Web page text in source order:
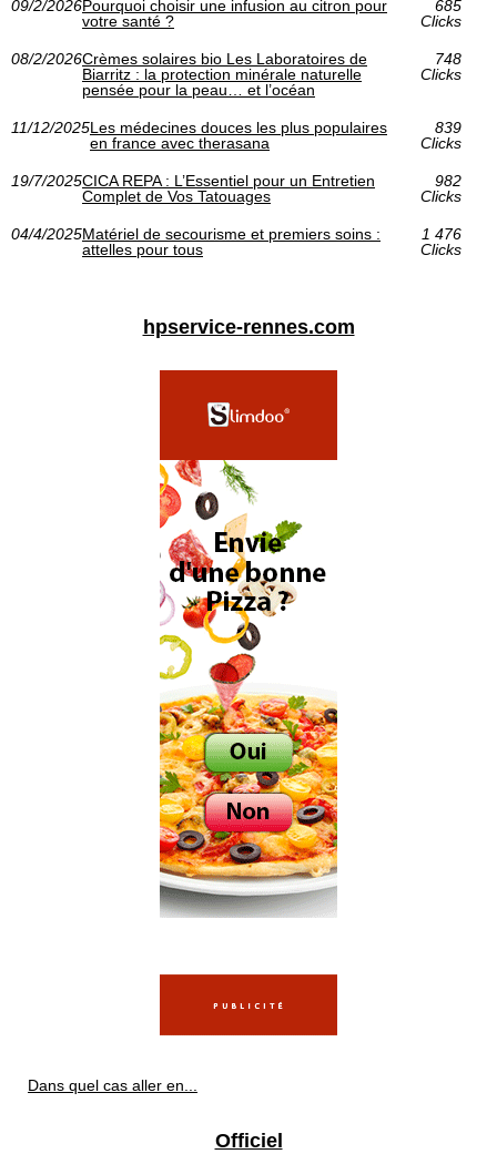
09/2/2026Pourquoi choisir une infusion au citron pour
votre santé ?
685
Clicks
08/2/2026Crèmes solaires bio Les Laboratoires de
Biarritz : la protection minérale naturelle
pensée pour la peau… et l’océan
748
Clicks
11/12/2025Les médecines douces les plus populaires
en france avec therasana
839
Clicks
19/7/2025CICA REPA : L’Essentiel pour un Entretien
Complet de Vos Tatouages
982
Clicks
04/4/2025Matériel de secourisme et premiers soins :
attelles pour tous
1 476
Clicks
hpservice-rennes.com
Dans quel cas aller en...
Officiel